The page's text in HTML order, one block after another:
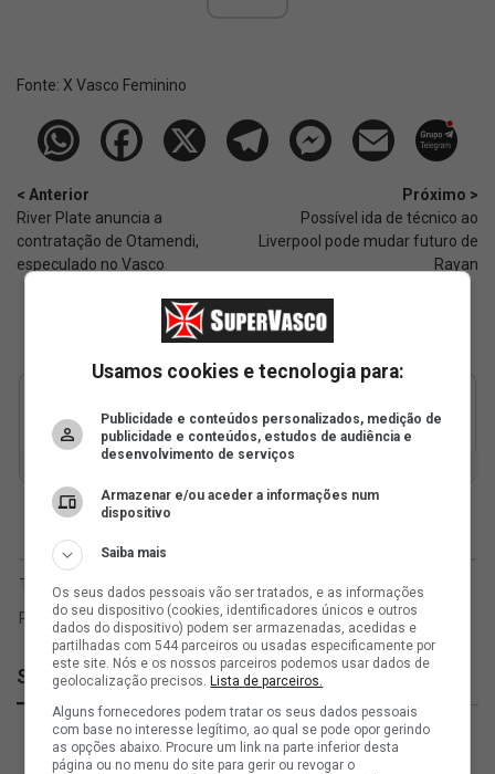
Fonte: X Vasco Feminino
< Anterior
River Plate anuncia a
contratação de Otamendi,
especulado no Vasco
Próximo >
Possível ida de técnico ao
Liverpool pode mudar futuro de
Rayan
SuperVasco
Usamos cookies e tecnologia para:
Publicidade e conteúdos personalizados, medição de
publicidade e conteúdos, estudos de audiência e
desenvolvimento de serviços
Armazenar e/ou aceder a informações num
dispositivo
Saiba mais
Os seus dados pessoais vão ser tratados, e as informações
do seu dispositivo (cookies, identificadores únicos e outros
dados do dispositivo) podem ser armazenadas, acedidas e
partilhadas com 544 parceiros ou usadas especificamente por
este site. Nós e os nossos parceiros podemos usar dados de
geolocalização precisos. Lista de parceiros.
Alguns fornecedores podem tratar os seus dados pessoais
com base no interesse legítimo, ao qual se pode opor gerindo
as opções abaixo. Procure um link na parte inferior desta
página ou no menu do site para gerir ou revogar o